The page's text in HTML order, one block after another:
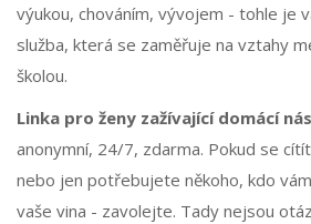
výukou, chováním, vývojem - tohle je
služba, která se zaměřuje na vztahy
školou.
Linka pro ženy zažívající domácí
anonymní, 24/7, zdarma. Pokud se
nebo jen potřebujete někoho, kdo
vaše vina - zavolejte. Tady nejsou